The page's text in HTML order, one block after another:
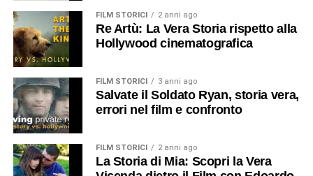
FILM STORICI 2 anni ago
Re Artù: La Vera Storia rispetto alla
Hollywood cinematografica
FILM STORICI 3 anni ago
Salvate il Soldato Ryan, storia vera,
errori nel film e confronto
FILM STORICI 2 anni ago
La Storia di Mia: Scopri la Vera